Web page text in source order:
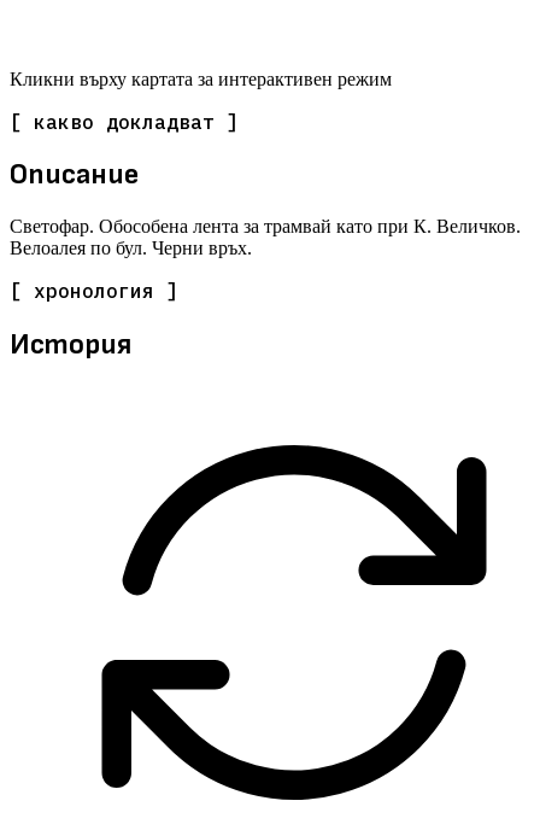
Кликни върху картата за интерактивен режим
[ какво докладват ]
Описание
Светофар. Обособена лента за трамвай като при К. Величков.
Велоалея по бул. Черни връх.
[ хронология ]
История